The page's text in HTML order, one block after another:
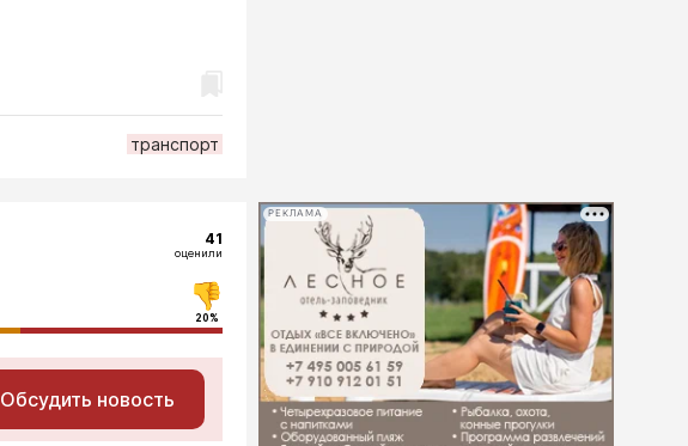
транспорт
41
оценили
20%
Обсудить новость
РЕКЛАМА